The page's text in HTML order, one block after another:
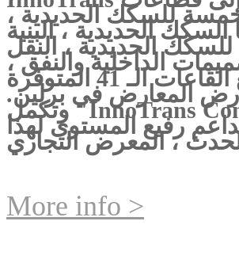
للسكك الحديدية ،
السكك الحديدية ، البنية
للسكك الحديدية ، النقل
الداخلية والنفق ،
وتحتل جميع القاعات الـ 41 المتوفرة
المعارض في برلين.
وتكمل "InnoTrans Convention" ،
رفيع المستوى لهذا
More info >